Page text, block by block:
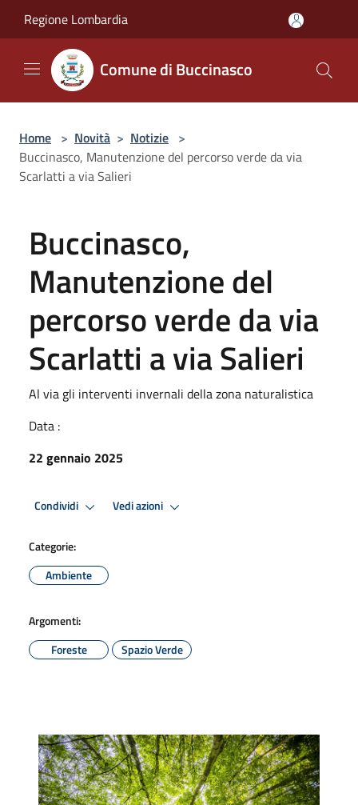
Regione Lombardia
Comune di Buccinasco
Home > Novità > Notizie >
Buccinasco, Manutenzione del percorso verde da via
Scarlatti a via Salieri
Buccinasco,
Manutenzione del
percorso verde da via
Scarlatti a via Salieri
Al via gli interventi invernali della zona naturalistica
Data :
22 gennaio 2025
Condividi Vedi azioni
Categorie:
Ambiente
Argomenti:
Foreste
Spazio Verde